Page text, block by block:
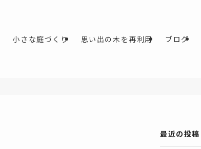
小さな庭づくり 思い出の木を再利用 ブログ
最近の投稿